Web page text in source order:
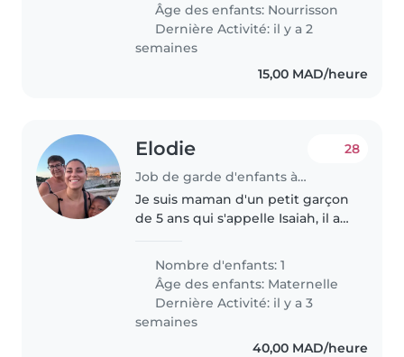
Âge des enfants: Nourrisson
Dernière Activité: il y a 2
semaines
15,00 MAD/heure
Elodie
Job de garde d'enfants à Marrakech
28
Je suis maman d'un petit garçon
de 5 ans qui s'appelle Isaiah, il a
Nombre d'enfants: 1
Âge des enfants: Maternelle
Dernière Activité: il y a 3
semaines
40,00 MAD/heure